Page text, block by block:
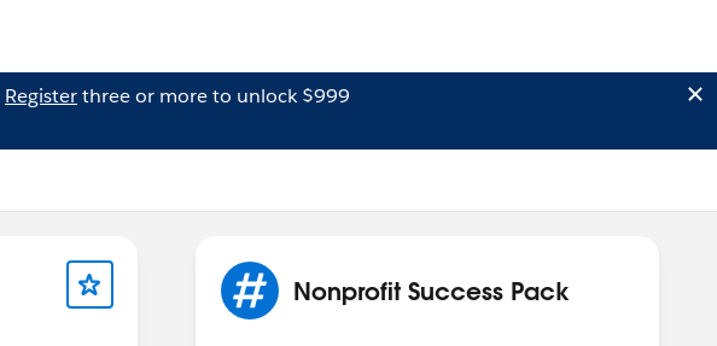
Registerthree or more to unlock $999
Nonprofit Success Pack